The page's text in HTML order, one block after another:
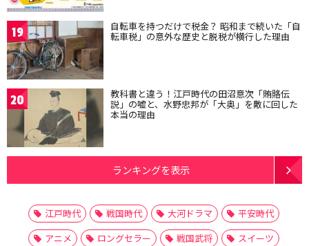
19 自転車を持つだけで税金？ 昭和まで続いた「自
転車税」の意外な歴史と脱税が横行した理由
20 教科書と違う！江戸時代の田沼意次「賄賂伝
説」の嘘と、水野忠邦が「大奥」を敵に回した
本当の理由
ランキングを表示
江戸時代 戦国時代 大河ドラマ
平安時代
アニメ
ロングセラー 戦国武将
スイーツ